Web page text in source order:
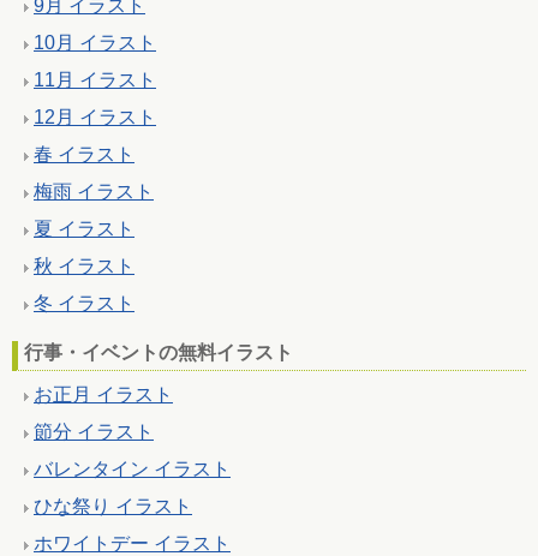
9月 イラスト
10月 イラスト
11月 イラスト
12月 イラスト
春 イラスト
梅雨 イラスト
夏 イラスト
秋 イラスト
冬 イラスト
行事・イベントの無料イラスト
お正月 イラスト
節分 イラスト
バレンタイン イラスト
ひな祭り イラスト
ホワイトデー イラスト